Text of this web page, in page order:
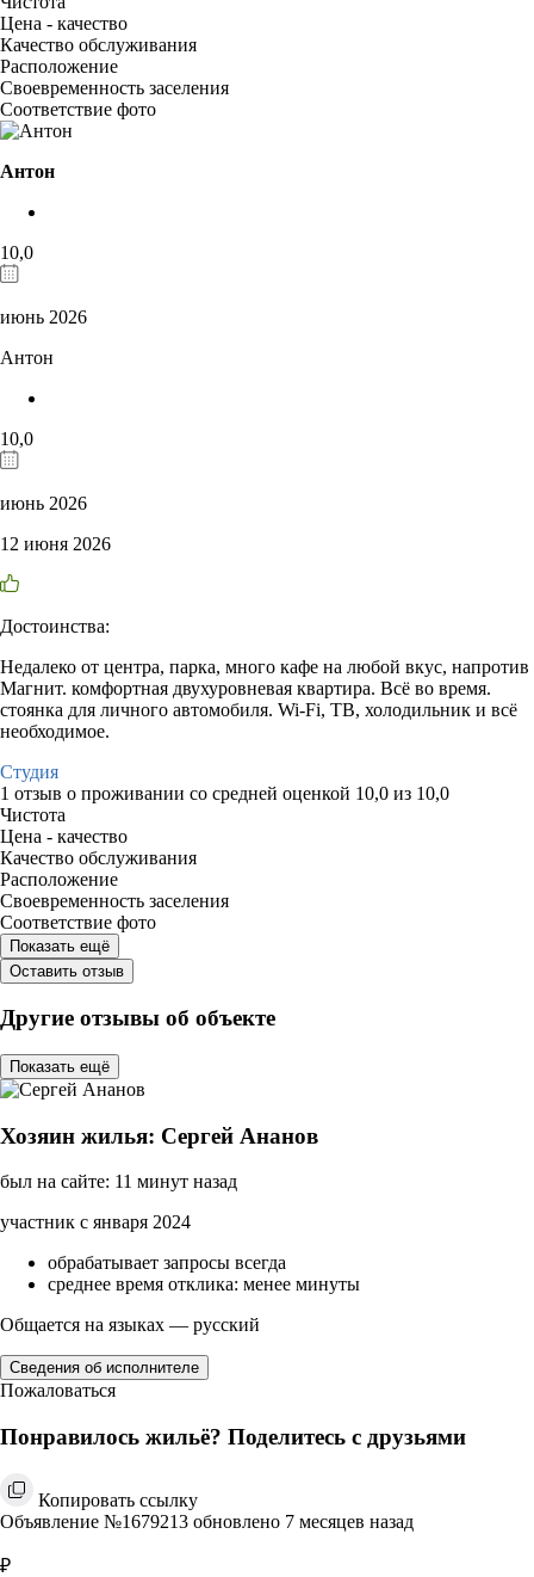
Цена - качество
Качество обслуживания
Расположение
Своевременность заселения
Соответствие фото
Антон
10,0
июнь 2026
Антон
10,0
июнь 2026
12 июня 2026
Достоинства:
Недалеко от центра, парка, много кафе на любой вкус, напротив
Магнит. комфортная двухуровневая квартира. Всё во время.
стоянка для личного автомобиля. Wi-Fi, ТВ, холодильник и всё
необходимое.
Студия
1 отзыв о проживании со средней оценкой 10,0 из 10,0
Чистота
Цена - качество
Качество обслуживания
Расположение
Своевременность заселения
Соответствие фото
Показать ещё
Оставить отзыв
Другие отзывы об объекте
Показать ещё
Хозяин жилья: Сергей Ананов
был на сайте: 11 минут назад
участник с января 2024
обрабатывает запросы всегда
среднее время отклика: менее минуты
Общается на языках — русский
Сведения об исполнителе
Пожаловаться
Понравилось жильё? Поделитесь с друзьями
Копировать ссылку
Объявление №1679213 обновлено 7 месяцев назад
₽